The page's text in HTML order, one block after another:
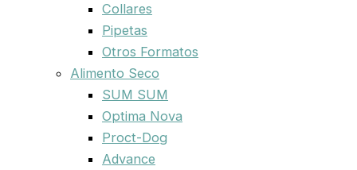
Collares
Pipetas
Otros Formatos
Alimento Seco
SUM SUM
Optima Nova
Proct-Dog
Advance